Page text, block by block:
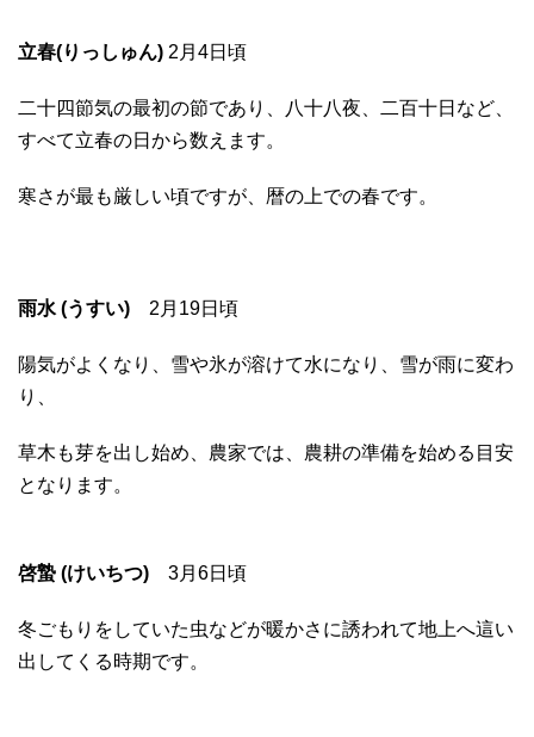
立春(りっしゅん) 2月4日頃
二十四節気の最初の節であり、八十八夜、二百十日など、
すべて立春の日から数えます。
寒さが最も厳しい頃ですが、暦の上での春です。
雨水 (うすい) 2月19日頃
陽気がよくなり、雪や氷が溶けて水になり、雪が雨に変わ
り、
草木も芽を出し始め、農家では、農耕の準備を始める目安
となります。
啓蟄 (けいちつ) 3月6日頃
冬ごもりをしていた虫などが暖かさに誘われて地上へ這い
出してくる時期です。